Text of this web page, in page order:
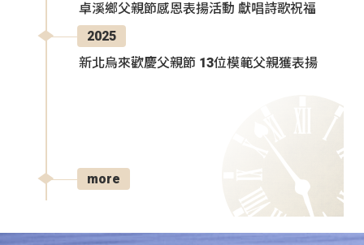
卓溪鄉父親節感恩表揚活動 獻唱詩歌祝福
2025
新北烏來歡慶父親節 13位模範父親獲表揚
more